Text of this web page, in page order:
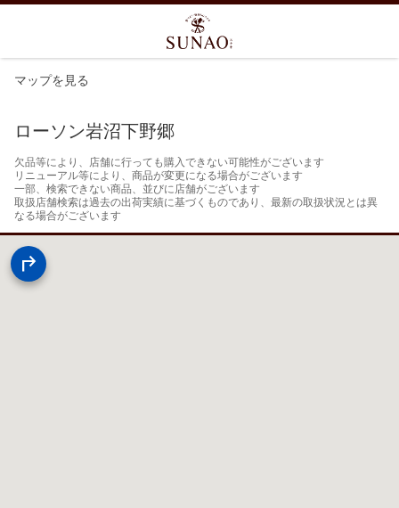
マップを見る
ローソン岩沼下野郷
欠品等により、店舗に行っても購入できない可能性がございます
リニューアル等により、商品が変更になる場合がございます
一部、検索できない商品、並びに店舗がございます
取扱店舗検索は過去の出荷実績に基づくものであり、最新の取扱状況とは異
なる場合がございます